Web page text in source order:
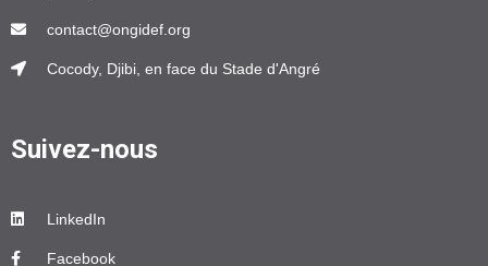
contact@ongidef.org
Cocody, Djibi, en face du Stade d'Angré
Suivez-nous
LinkedIn
Facebook